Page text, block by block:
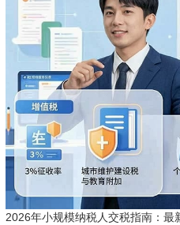
2026年小规模纳税人交税指南：最